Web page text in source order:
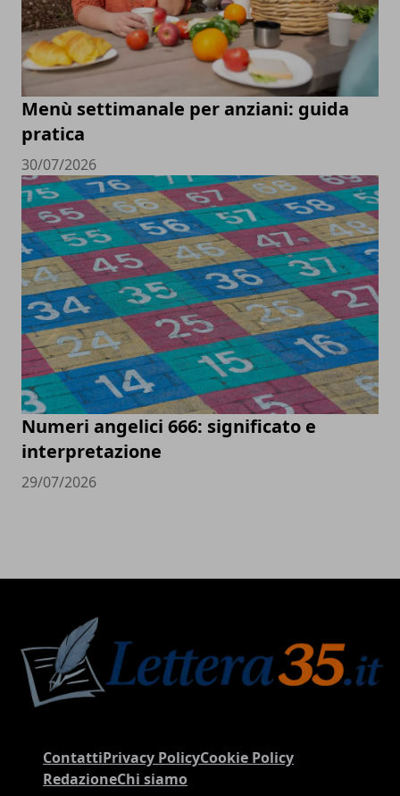
Menù settimanale per anziani: guida
pratica
30/07/2026
Numeri angelici 666: significato e
interpretazione
29/07/2026
ContattiPrivacy PolicyCookie Policy
RedazioneChi siamo